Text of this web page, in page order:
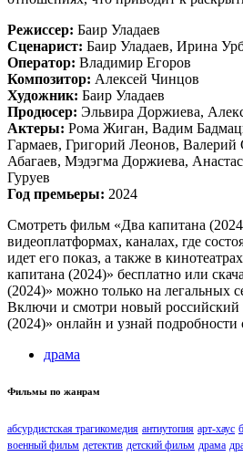
Режиссер: Баир Уладаев
Сценарист: Баир Уладаев, Ирина
Оператор: Владимир Егоров
Композитор: Алексей Чинцов
Художник: Баир Уладаев
Продюсер: Эльвира Доржиева,
Актеры: Рома Жиган, Вадим
Гармаев, Григорий Леонов, Валерий
Абагаев, Мэдэгма Доржиева,
Гуруев
Год премьеры: 2024
Смотреть фильм «Два капитана
видеоплатформах, каналах, где
идет его показ, а также в
капитана (2024)» бесплатно или
(2024)» можно только на легальных
Включи и смотри новый российский
(2024)» онлайн и узнай
драма
Фильмы по жанрам
абсурдистская трагикомедия антиутопия арт-хаус
военный фильм детектив детский фильм драма